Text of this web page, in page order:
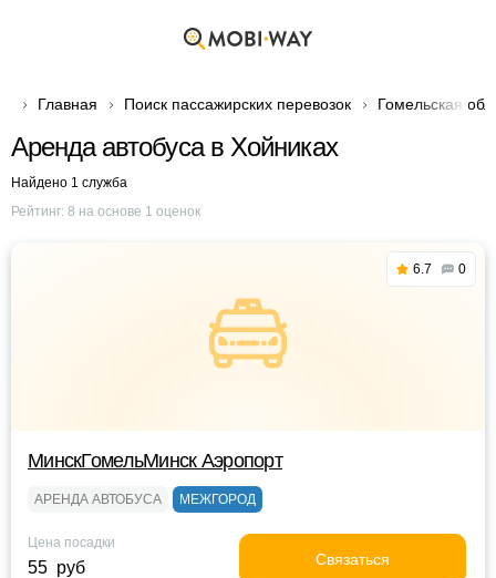
Главная Поиск пассажирских перевозок Гомельская
Аренда автобуса в Хойниках
Найдено 1 служба
Рейтинг: 8 на основе 1 оценок
6.7 0
МинскГомельМинск Аэропорт
АРЕНДА АВТОБУСА МЕЖГОРОД
Цена посадки
55 руб Связаться